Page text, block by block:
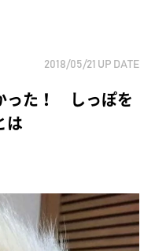
2018/05/21 UP DATE
った！ しっぽを
は